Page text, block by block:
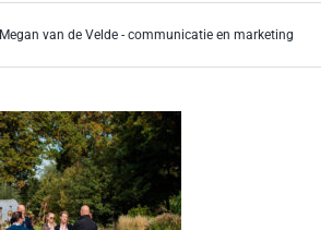
Megan van de Velde - communicatie en marketing